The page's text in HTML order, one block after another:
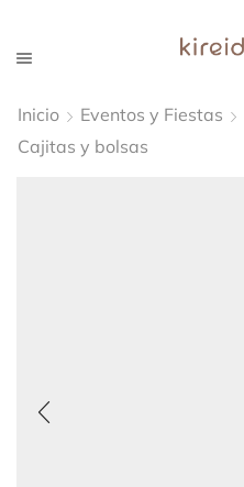
Inicio Eventos y Fiestas
Cajitas y bolsas